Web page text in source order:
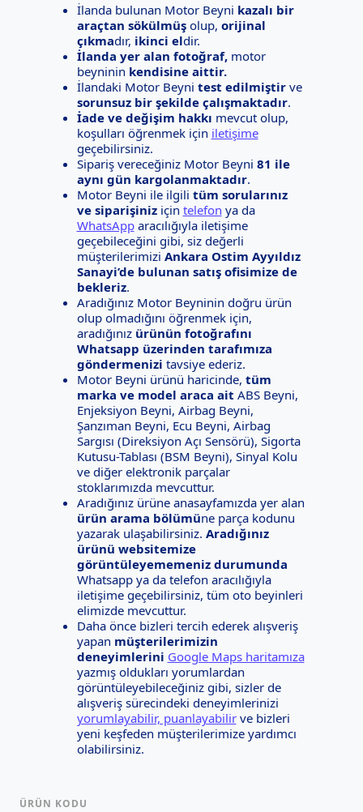
İlanda bulunan Motor Beyni kazalı bir
araçtan sökülmüşolup, orijinal
çıkmadır, ikinci eldir.
İlanda yer alan fotoğraf,motor
beyninin kendisine aittir.
İlandaki Motor Beyni test edilmiştirve
sorunsuz bir şekilde çalışmaktadır.
İade ve değişim hakkı mevcut olup,
koşulları öğrenmek için iletişime
geçebilirsiniz.
Sipariş vereceğiniz Motor Beyni 81 ile
aynı gün kargolanmaktadır.
Motor Beyni ile ilgili tüm sorularınız
ve siparişiniziçin telefon ya da
WhatsApparacılığıyla iletişime
geçebileceğini gibi, siz değerli
müşterilerimizi Ankara Ostim Ayyıldız
Sanayi’de bulunan satış ofisimize de
bekleriz.
Aradığınız Motor Beyninin doğru ürün
olup olmadığını öğrenmek için,
aradığınız ürünün fotoğrafını
Whatsapp üzerinden tarafımıza
göndermenizi tavsiye ederiz.
Motor Beyni ürünü haricinde, tüm
marka ve model araca ait ABS Beyni,
Enjeksiyon Beyni, Airbag Beyni,
Şanzıman Beyni, Ecu Beyni, Airbag
Sargısı (Direksiyon Açı Sensörü), Sigorta
Kutusu-Tablası (BSM Beyni), Sinyal Kolu
ve diğer elektronik parçalar
stoklarımızda mevcuttur.
Aradığınız ürüne anasayfamızda yer alan
ürün arama bölümüne parça kodunu
yazarak ulaşabilirsiniz. Aradığınız
ürünü websitemize
görüntüleyememeniz durumunda
Whatsapp ya da telefon aracılığıyla
iletişime geçebilirsiniz, tüm oto beyinleri
elimizde mevcuttur.
Daha önce bizleri tercih ederek alışveriş
yapan müşterilerimizin
deneyimlerini Google Maps haritamıza
yazmış oldukları yorumlardan
görüntüleyebileceğiniz gibi, sizler de
alışveriş sürecindeki deneyimlerinizi
yorumlayabilir, puanlayabilirve bizleri
yeni keşfeden müşterilerimize yardımcı
olabilirsiniz.
ÜRÜN KODU